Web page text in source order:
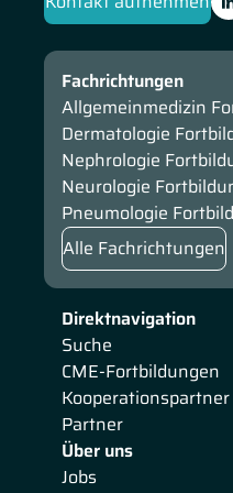
und erläutert die neuesten
Abschluss geht er auf die
des familiären
Direktnavigation
Suche
CME-Fortbildungen
Kooperationspartner
Partner
Über uns
Jobs
Fachrichtungen
Allgemeinmedizin
Dermatologie
Nephrologie
Neurologie
Pneumologie
Alle Fachrichtungen